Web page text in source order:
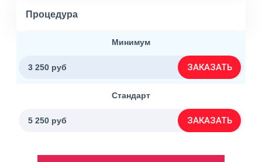
Процедура
Минимум
3 250 руб ЗАКАЗАТЬ
Стандарт
5 250 руб ЗАКАЗАТЬ